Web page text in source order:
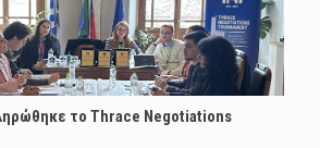
το Thrace Negotiations